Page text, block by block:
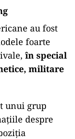
au fost
foarte
în special
militare
unui grup
despre